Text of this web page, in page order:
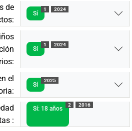
de
Sí
1 2024
Sí
1 2024
el
Sí
2025
:
Sí: 18 años
2 2016